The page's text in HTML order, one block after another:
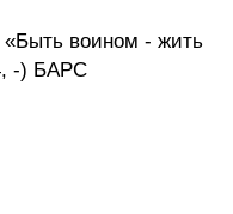
воином - жить
-) БАРС